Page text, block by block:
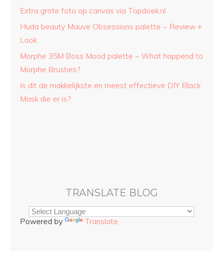
Extra grote foto op canvas via Topdoek.nl
Huda beauty Mauve Obsessions palette ~ Review +
Look
Morphe 35M Boss Mood palette ~ What happend to
Morphe Brushes?
Is dit de makkelijkste en meest effectieve DIY Black
Mask die er is?
TRANSLATE BLOG
Powered by Translate